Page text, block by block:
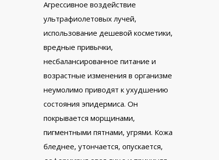
Агрессивное воздействие
ультрафиолетовых лучей,
использование дешевой косметики,
вредные привычки,
несбалансированное питание и
возрастные изменения в организме
неумолимо приводят к ухудшению
состояния эпидермиса. Он
покрывается морщинами,
пигментными пятнами, угрями. Кожа
бледнее, утончается, опускается,